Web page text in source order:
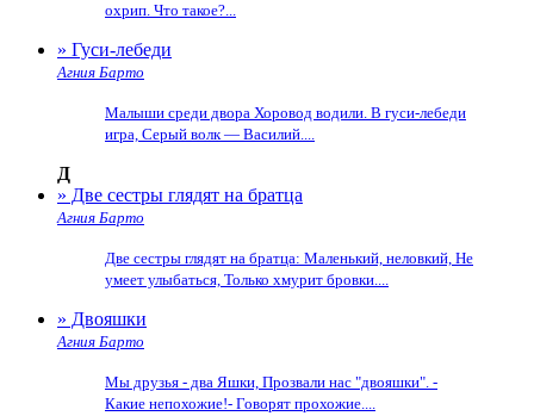
охрип. Что такое?...
» Гуси-лебеди
Агния Барто
Малыши среди двора Хоровод водили. В гуси-лебеди
игра, Серый волк — Василий....
Д
» Две сестры глядят на братца
Агния Барто
Две сестры глядят на братца: Маленький, неловкий, Не
умеет улыбаться, Только хмурит бровки....
» Двояшки
Агния Барто
Мы друзья - два Яшки, Прозвали нас "двояшки". -
Какие непохожие!- Говорят прохожие....